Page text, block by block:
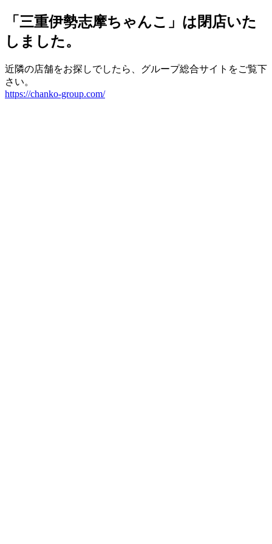
「三重伊勢志摩ちゃんこ」は閉店いた
しました。
近隣の店舗をお探しでしたら、グループ総合サイトをご覧下
さい。
https://chanko-group.com/